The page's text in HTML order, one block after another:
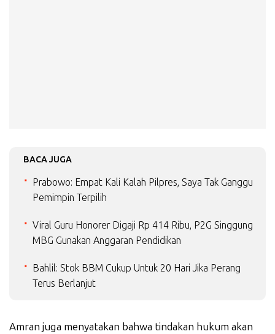
BACA JUGA
Prabowo: Empat Kali Kalah Pilpres, Saya Tak Ganggu
Pemimpin Terpilih
Viral Guru Honorer Digaji Rp 414 Ribu, P2G Singgung
MBG Gunakan Anggaran Pendidikan
Bahlil: Stok BBM Cukup Untuk 20 Hari Jika Perang
Terus Berlanjut
Amran juga menyatakan bahwa tindakan hukum akan